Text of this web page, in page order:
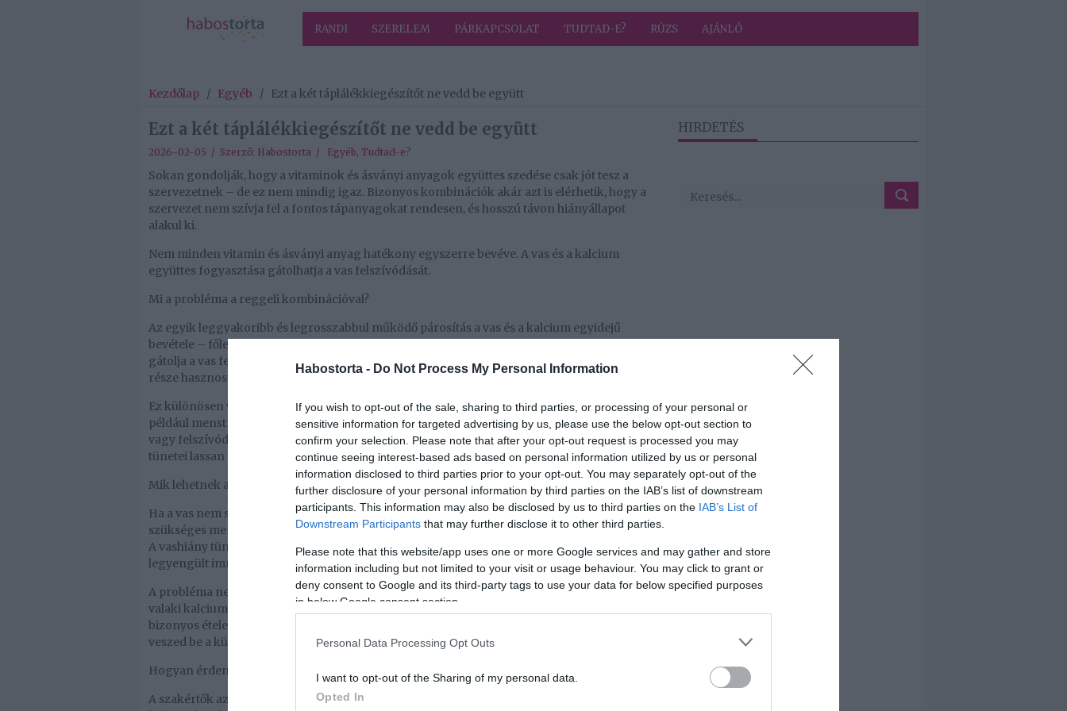
Habostorta - Do Not Process My Personal Information
If you wish to opt-out of the sale, sharing to third parties, or processing of your personal or
sensitive information for targeted advertising by us, please use the below opt-out section to
confirm your selection. Please note that after your opt-out request is processed you may
continue seeing interest-based ads based on personal information utilized by us or personal
information disclosed to third parties prior to your opt-out. You may separately opt-out of the
further disclosure of your personal information by third parties on the IAB’s list of downstream
participants. This information may also be disclosed by us to third parties on the IAB’s List of
Downstream Participants that may further disclose it to other third parties.
Please note that this website/app uses one or more Google services and may gather and store
information including but not limited to your visit or usage behaviour. You may click to grant or
deny consent to Google and its third-party tags to use your data for below specified purposes
in below Google consent section.
Personal Data Processing Opt Outs
I want to opt-out of the Sharing of my personal data.
Opted In
RANDI SZERELEM PÁRKAPCSOLAT TUDTAD-E? RÚZS AJÁNLÓ
Kezdőlap / Egyéb / Ezt a két táplálékkiegészítőt ne vedd be együtt
Ezt a két táplálékkiegészítőt ne vedd be együtt
2026-02-05 / Szerző: Habostorta / Egyéb, Tudtad-e?
Sokan gondolják, hogy a vitaminok és ásványi anyagok együttes szedése csak jót tesz a
szervezetnek – de ez nem mindig igaz. Bizonyos kombinációk akár azt is elérhetik, hogy a
szervezet nem szívja fel a fontos tápanyagokat rendesen, és hosszú távon hiányállapot
alakul ki.
Nem minden vitamin és ásványi anyag hatékony egyszerre bevéve. A vas és a kalcium
együttes fogyasztása gátolhatja a vas felszívódását.
Mi a probléma a reggeli kombinációval?
Az egyik leggyakoribb és legrosszabbul működő párosítás a vas és a kalcium egyidejű
bevétele – főleg reggel, éhgyomorra vagy reggeli mellé. A kalcium ugyanis kimutathatóan
gátolja a vas felszívódását a bélrendszerben. Amikor egyszerre kerülnek be, a vas nagy
része hasznosulatlanul távozik a szervezetből.
Ez különösen veszélyes lehet olyan embereknél, akik eleve hajlamosak vashiányra –
például menstruáló nőknél, várandósoknál, vegetáriánus vagy vegán étrenden élőknél,
vagy felszívódási zavarok esetén. A vashiányt nem mindig könnyű észrevenni, hiszen
tünetei lassan alakulnak ki, és gyakran összetéveszthetők a fáradtsággal vagy stresszel.
Mik lehetnek a következmények?
Ha a vas nem szívódik fel hatékonyan, akkor a szervezet nem jut hozzá a számára
szükséges mennyiséghez, ami hosszabb távon vashiányhoz és vérszegénységhez vezethet.
A vashiány tünetei közé tartozhat a fáradékonyság, sápadtság, koncentrációs nehézség és
legyengült immunrendszer.
A probléma nem csak a vaspótlók szedésére korlátozódik, hanem akkor is előfordulhat, ha
valaki kalcium- és vasban gazdag étrend-kiegészítőket vesz be egyszerre, vagy ha
bizonyos ételeket fogyaszt ilyen kombinációban. Ezért nem mindegy, mikor és hogyan
veszed be a különböző táplálékkiegészítőket.
Hogyan érdemes szedni őket helyesen?
A szakértők azt javasolják, hogy legalább két-három óra különbséget hagyj a vas és a
HIRDETÉS